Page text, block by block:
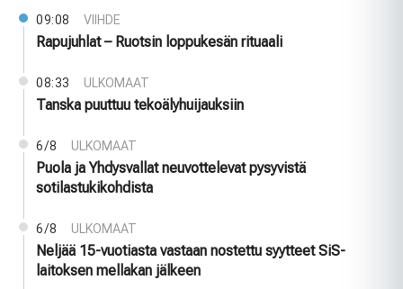
09:08 VIIHDE
Rapujuhlat – Ruotsin loppukesän rituaali
08:33 ULKOMAAT
Tanska puuttuu tekoälyhuijauksiin
6/8 ULKOMAAT
Puola ja Yhdysvallat neuvottelevat pysyvistä
sotilastukikohdista
6/8 ULKOMAAT
Neljää 15-vuotiasta vastaan nostettu syytteet SiS-
laitoksen mellakan jälkeen